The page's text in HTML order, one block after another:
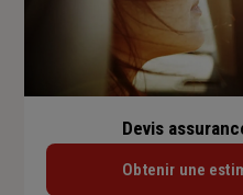
Devis
Obtenir une